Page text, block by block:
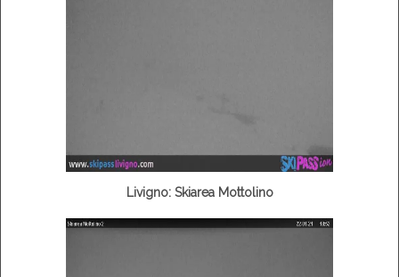
Livigno: Skiarea Mottolino